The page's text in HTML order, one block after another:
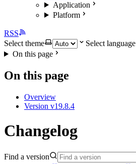
Application
Platform
RSS
Select theme
Select language
On this page
On this page
Overview
Version v19.8.4
Changelog
Find a version